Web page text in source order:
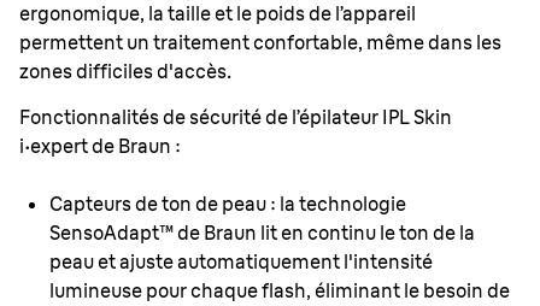
ergonomique, la taille et le poids de l’appareil
permettent un traitement confortable, même dans les
zones difficiles d'accès.
Fonctionnalités de sécurité de l’épilateur IPL Skin
i·expert de Braun :
Capteurs de ton de peau : la technologie
SensoAdapt™ de Braun lit en continu le ton de la
peau et ajuste automatiquement l'intensité
lumineuse pour chaque flash, éliminant le besoin de